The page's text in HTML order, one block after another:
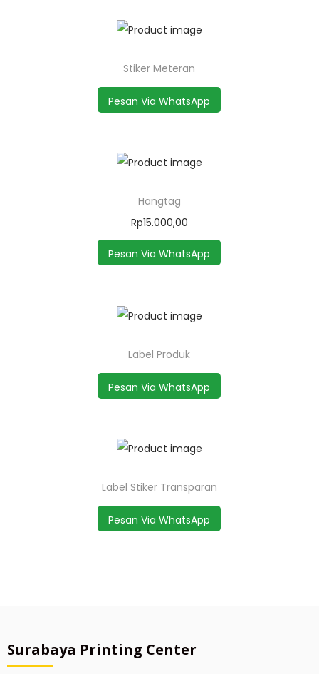
Stiker Meteran
Pesan Via WhatsApp
Hangtag
Rp15.000,00
Pesan Via WhatsApp
Label Produk
Pesan Via WhatsApp
Label Stiker Transparan
Pesan Via WhatsApp
Surabaya Printing Center